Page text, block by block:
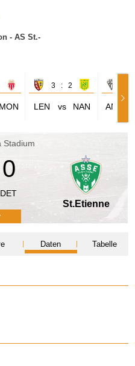
- AS St.-
MON
3 : 2
LEN vs NAN ANG
Stadium
St.Etienne
Daten Tabelle